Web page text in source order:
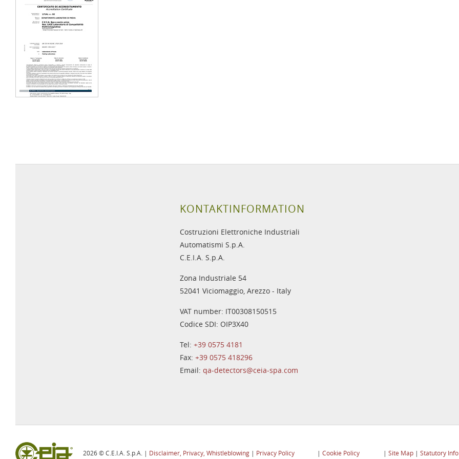
KONTAKTINFORMATION
Costruzioni Elettroniche Industriali
Automatismi S.p.A.
C.E.I.A. S.p.A.
Zona Industriale 54
52041 Viciomaggio, Arezzo - Italy
VAT number: IT00308150515
Codice SDI: OIP3X40
Tel: +39 0575 4181
Fax: +39 0575 418296
Email: qa-detectors@ceia-spa.com
2026 © C.E.I.A. S.p.A. | Disclaimer, Privacy, Whistleblowing | Privacy Policy | Cookie Policy | Site Map | Statutory Info